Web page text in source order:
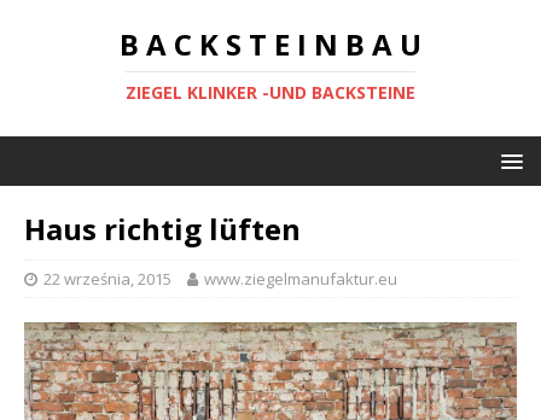
B A C K S T E I N B A U
ZIEGEL KLINKER -UND BACKSTEINE
Haus richtig lüften
22 września, 2015 www.ziegelmanufaktur.eu